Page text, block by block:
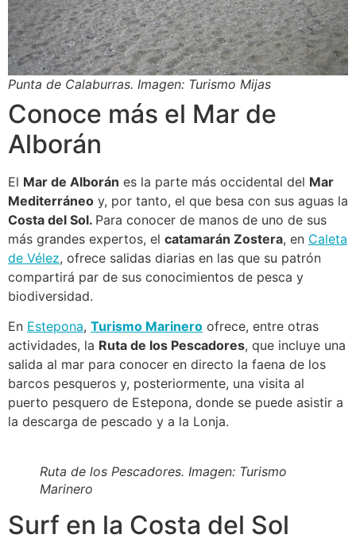
Punta de Calaburras. Imagen: Turismo Mijas
Conoce más el Mar de
Alborán
El Mar de Alborán es la parte más occidental del Mar
Mediterráneo y, por tanto, el que besa con sus aguas la
Costa del Sol. Para conocer de manos de uno de sus
más grandes expertos, el catamarán Zostera, en Caleta
de Vélez, ofrece salidas diarias en las que su patrón
compartirá par de sus conocimientos de pesca y
biodiversidad.
En Estepona, Turismo Marinero ofrece, entre otras
actividades, la Ruta de los Pescadores, que incluye una
salida al mar para conocer en directo la faena de los
barcos pesqueros y, posteriormente, una visita al
puerto pesquero de Estepona, donde se puede asistir a
la descarga de pescado y a la Lonja.
Ruta de los Pescadores. Imagen: Turismo
Marinero
Surf en la Costa del Sol